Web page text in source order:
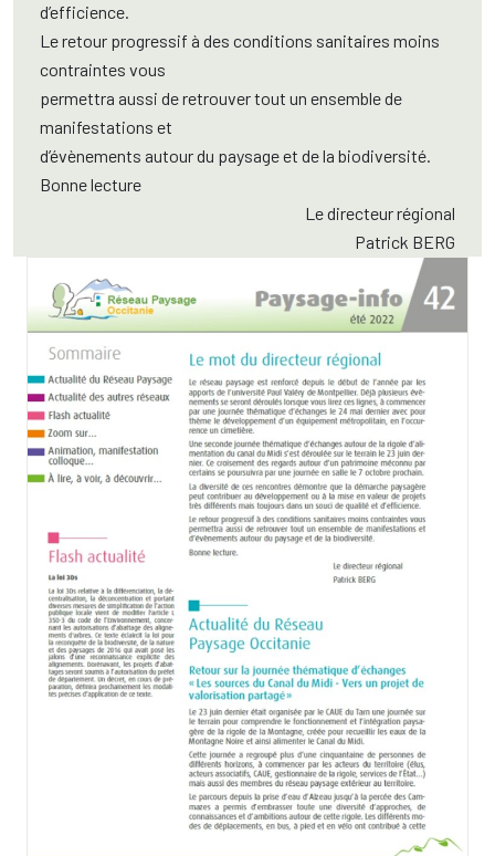
d’efficience.
Le retour progressif à des conditions sanitaires moins
contraintes vous
permettra aussi de retrouver tout un ensemble de
manifestations et
d’évènements autour du paysage et de la biodiversité.
Bonne lecture
Le directeur régional
Patrick BERG